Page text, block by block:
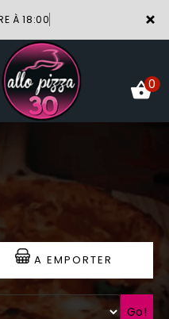
×
À 18:00
0
A EMPORTER
Go!